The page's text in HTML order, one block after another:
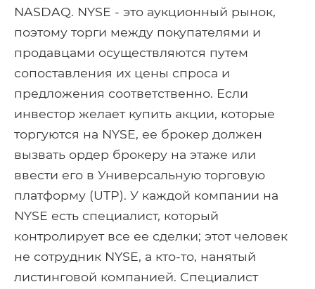
NASDAQ. NYSE - это аукционный рынок,
поэтому торги между покупателями и
продавцами осуществляются путем
сопоставления их цены спроса и
предложения соответственно. Если
инвестор желает купить акции, которые
торгуются на NYSE, ее брокер должен
вызвать ордер брокеру на этаже или
ввести его в Универсальную торговую
платформу (UTP). У каждой компании на
NYSE есть специалист, который
контролирует все ее сделки; этот человек
не сотрудник NYSE, а кто-то, нанятый
листинговой компанией. Специалист